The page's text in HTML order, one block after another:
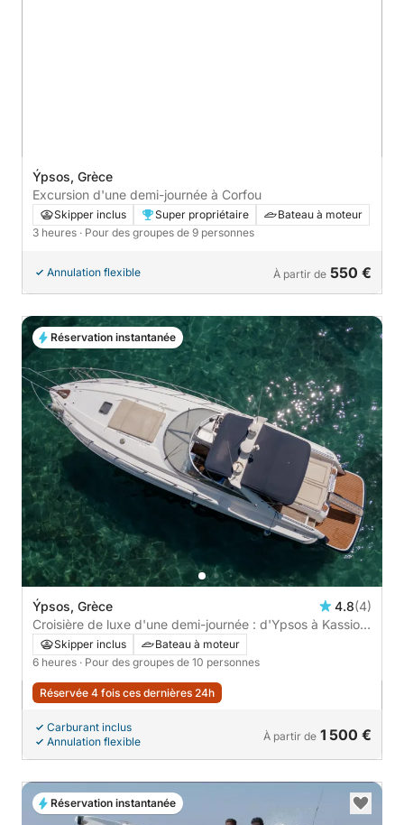
Ýpsos, Grèce
Excursion d'une demi-journée à Corfou
Skipper inclus Super propriétaire
Bateau à moteur
3 heures · Pour des groupes de 9 personnes
Annulation flexible À partir de 550 €
Ýpsos, Grèce 4.8(4)
Croisière de luxe d'une demi-journée : d'Ypsos à Kassiopi
avec arrêts sur des plages cachées
Skipper inclus
Bateau à moteur
6 heures · Pour des groupes de 10 personnes
Réservée 4 fois ces dernières 24h
Carburant inclus
Annulation flexible
À partir de 1 500 €
Réservation instantanée
Réservation instantanée